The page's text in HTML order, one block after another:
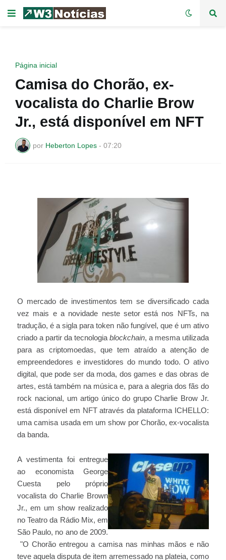
Página inicial
Camisa do Chorão, ex-
vocalista do Charlie Brow
Jr., está disponível em NFT
por Heberton Lopes - 07:20
O mercado de investimentos tem se diversificado cada
vez mais e a novidade neste setor está nos NFTs, na
tradução, é a sigla para token não fungível, que é um ativo
criado a partir da tecnologia blockchain, a mesma utilizada
para as criptomoedas, que tem atraído a atenção de
empreendedores e investidores do mundo todo. O ativo
digital, que pode ser da moda, dos games e das obras de
artes, está também na música e, para a alegria dos fãs do
rock nacional, um artigo único do grupo Charlie Brow Jr.
está disponível em NFT através da plataforma ICHELLO:
uma camisa usada em um show por Chorão, ex-vocalista
da banda.
A vestimenta foi entregue
ao economista George
Cuesta pelo próprio
vocalista do Charlie Brown
Jr., em um show realizado
no Teatro da Rádio Mix, em
São Paulo, no ano de 2009.
"O Chorão entregou a camisa nas minhas mãos e não
teve aquela disputa de item arremessado na plateia, como